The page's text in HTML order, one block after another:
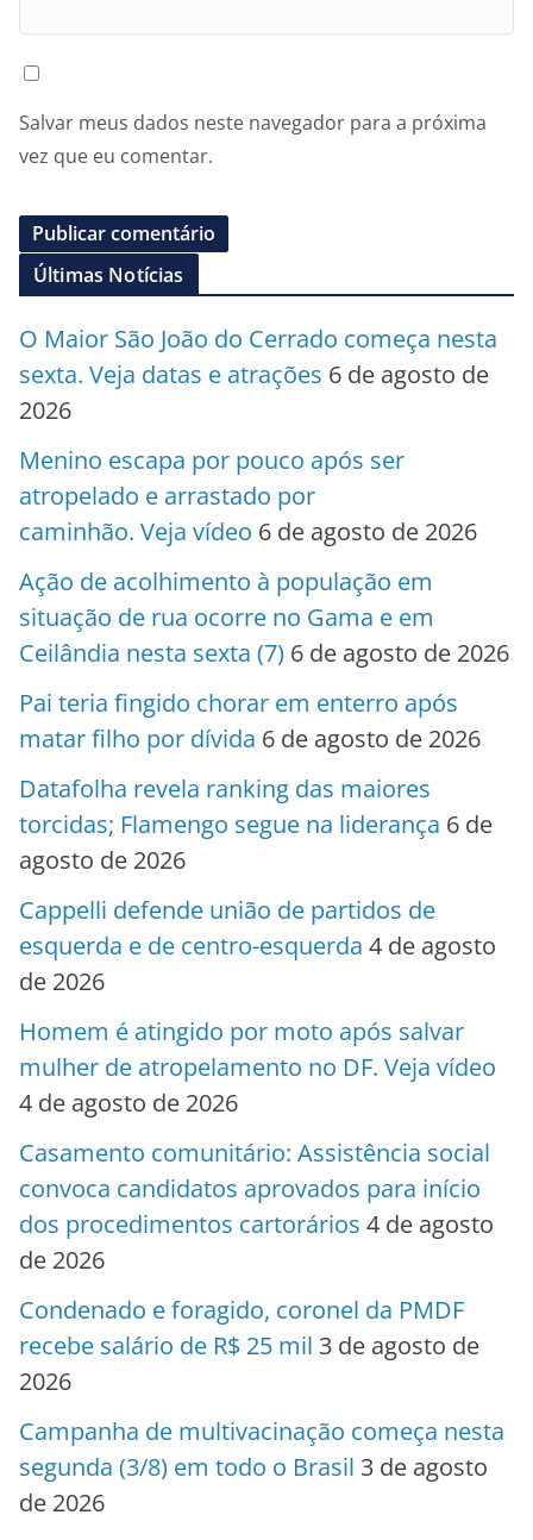
Salvar meus dados neste navegador para a próxima
vez que eu comentar.
Últimas Notícias
O Maior São João do Cerrado começa nesta
sexta. Veja datas e atrações 6 de agosto de
2026
Menino escapa por pouco após ser
atropelado e arrastado por
caminhão. Veja vídeo 6 de agosto de 2026
Ação de acolhimento à população em
situação de rua ocorre no Gama e em
Ceilândia nesta sexta (7) 6 de agosto de 2026
Pai teria fingido chorar em enterro após
matar filho por dívida 6 de agosto de 2026
Datafolha revela ranking das maiores
torcidas; Flamengo segue na liderança 6 de
agosto de 2026
Cappelli defende união de partidos de
esquerda e de centro-esquerda 4 de agosto
de 2026
Homem é atingido por moto após salvar
mulher de atropelamento no DF. Veja vídeo
4 de agosto de 2026
Casamento comunitário: Assistência social
convoca candidatos aprovados para início
dos procedimentos cartorários 4 de agosto
de 2026
Condenado e foragido, coronel da PMDF
recebe salário de R$ 25 mil 3 de agosto de
2026
Campanha de multivacinação começa nesta
segunda (3/8) em todo o Brasil 3 de agosto
de 2026